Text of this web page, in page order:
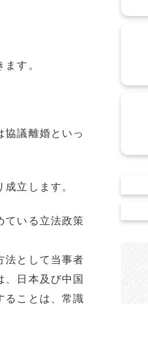
す。
協議離婚といっ
立します。
ている立法政策
法として当事者
、日本及び中国
ることは、常識